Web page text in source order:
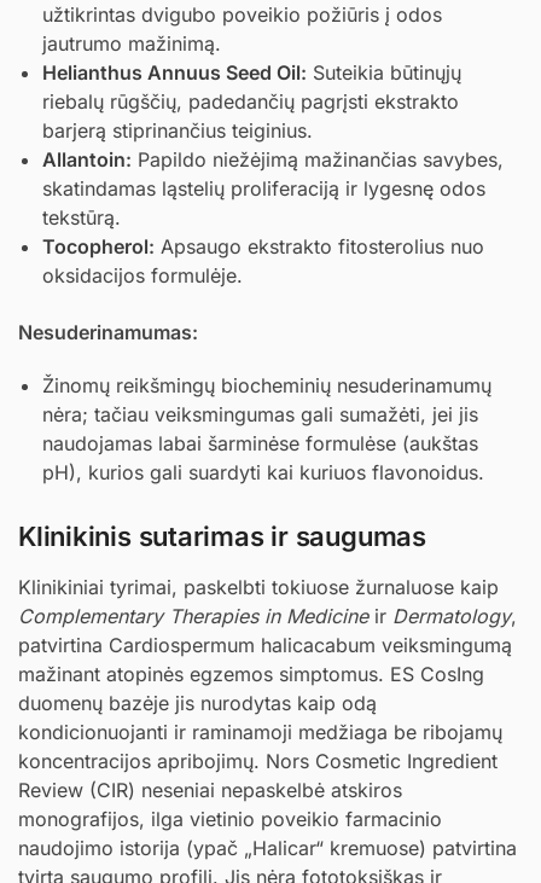
užtikrintas dvigubo poveikio požiūris į odos
jautrumo mažinimą.
Helianthus Annuus Seed Oil: Suteikia būtinųjų
riebalų rūgščių, padedančių pagrįsti ekstrakto
barjerą stiprinančius teiginius.
Allantoin: Papildo niežėjimą mažinančias savybes,
skatindamas ląstelių proliferaciją ir lygesnę odos
tekstūrą.
Tocopherol: Apsaugo ekstrakto fitosterolius nuo
oksidacijos formulėje.
Nesuderinamumas:
Žinomų reikšmingų biocheminių nesuderinamumų
nėra; tačiau veiksmingumas gali sumažėti, jei jis
naudojamas labai šarminėse formulėse (aukštas
pH), kurios gali suardyti kai kuriuos flavonoidus.
Klinikinis sutarimas ir saugumas
Klinikiniai tyrimai, paskelbti tokiuose žurnaluose kaip
Complementary Therapies in Medicineir Dermatology,
patvirtina Cardiospermum halicacabum veiksmingumą
mažinant atopinės egzemos simptomus. ES CosIng
duomenų bazėje jis nurodytas kaip odą
kondicionuojanti ir raminamoji medžiaga be ribojamų
koncentracijos apribojimų. Nors Cosmetic Ingredient
Review (CIR) neseniai nepaskelbė atskiros
monografijos, ilga vietinio poveikio farmacinio
naudojimo istorija (ypač „Halicar“ kremuose) patvirtina
tvirtą saugumo profilį. Jis nėra fototoksiškas ir